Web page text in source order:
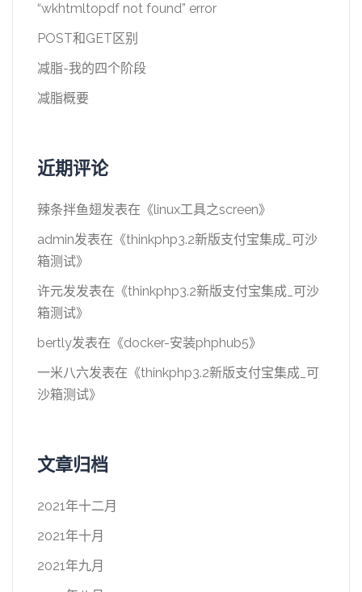
“wkhtmltopdf not found” error
POST和GET区别
减脂-我的四个阶段
减脂概要
近期评论
辣条拌鱼翅发表在《linux工具之screen》
admin发表在《thinkphp3.2新版支付宝集成_可沙
箱测试》
许元发发表在《thinkphp3.2新版支付宝集成_可沙
箱测试》
bertly发表在《docker-安装phphub5》
一米八六发表在《thinkphp3.2新版支付宝集成_可
沙箱测试》
文章归档
2021年十二月
2021年十月
2021年九月